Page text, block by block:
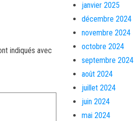
indiqués avec
janvier 2025
décembre 2024
novembre 2024
octobre 2024
septembre 2024
août 2024
juillet 2024
juin 2024
mai 2024